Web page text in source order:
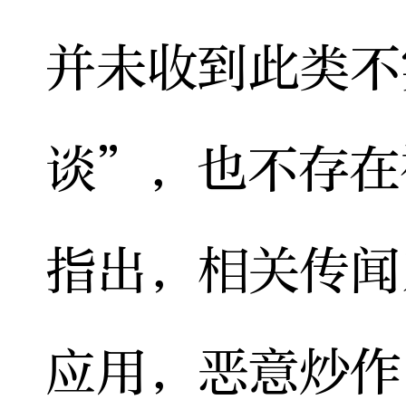
并未收到此类
谈”，也不存
指出，相关传
应用，恶意炒